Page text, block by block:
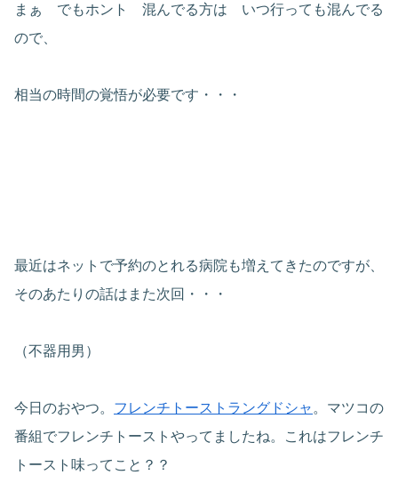
まぁ でもホント 混んでる方は いつ行っても混んでる
ので、
相当の時間の覚悟が必要です・・・
最近はネットで予約のとれる病院も増えてきたのですが、
そのあたりの話はまた次回・・・
（不器用男）
今日のおやつ。 フレンチトーストラングドシャ 。マツコの
番組でフレンチトーストやってましたね。これはフレンチ
トースト味ってこと？？